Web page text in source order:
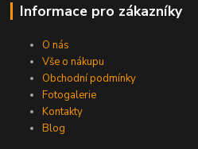
Informace pro zákazníky
O nás
Vše o nákupu
Obchodní podmínky
Fotogalerie
Kontakty
Blog